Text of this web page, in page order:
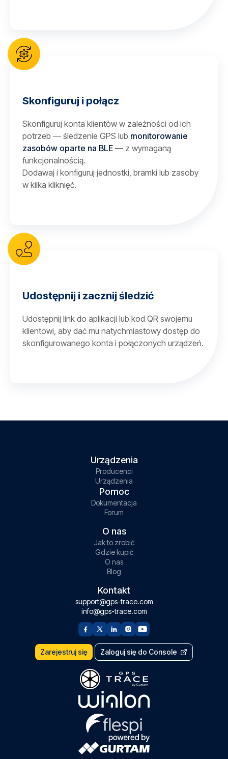
Skonfiguruj i połącz
Skonfiguruj konta klientów w zależności od ich
potrzeb — śledzenie GPS lub monitorowanie
zasobów oparte na BLE — z wymaganą
funkcjonalnością.
Dodawaj i konfiguruj jednostki, bramki lub zasoby
w kilka kliknięć.
Udostępnij i zacznij śledzić
Udostępnij link do aplikacji lub kod QR swojemu
klientowi, aby dać mu natychmiastowy dostęp do
skonfigurowanego konta i połączonych urządzeń.
Urządzenia
Producenci
Urządzenia
Pomoc
Dokumentacja
Forum
O nas
Jak to zrobić
Gdzie kupić
O nas
Blog
Kontakt
support@gps-trace.com
info@gps-trace.com
Zarejestruj się Zaloguj się do Console